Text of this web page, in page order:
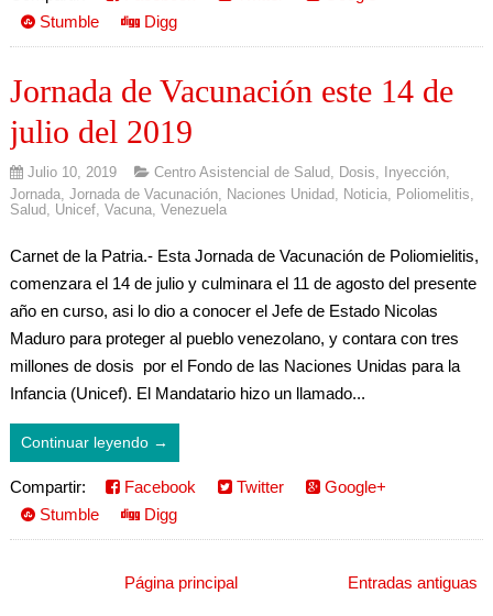
Stumble
Digg
Jornada de Vacunación este 14 de
julio del 2019
Julio 10, 2019 Centro Asistencial de Salud, Dosis, Inyección,
Jornada, Jornada de Vacunación, Naciones Unidad, Noticia, Poliomelitis,
Salud, Unicef, Vacuna, Venezuela
Carnet de la Patria.- Esta Jornada de Vacunación de Poliomielitis,
comenzara el 14 de julio y culminara el 11 de agosto del presente
año en curso, asi lo dio a conocer el Jefe de Estado Nicolas
Maduro para proteger al pueblo venezolano, y contara con tres
millones de dosis por el Fondo de las Naciones Unidas para la
Infancia (Unicef). El Mandatario hizo un llamado...
Continuar leyendo →
Compartir: Facebook Twitter
Google+
Stumble
Digg
Entradas antiguas
Página principal